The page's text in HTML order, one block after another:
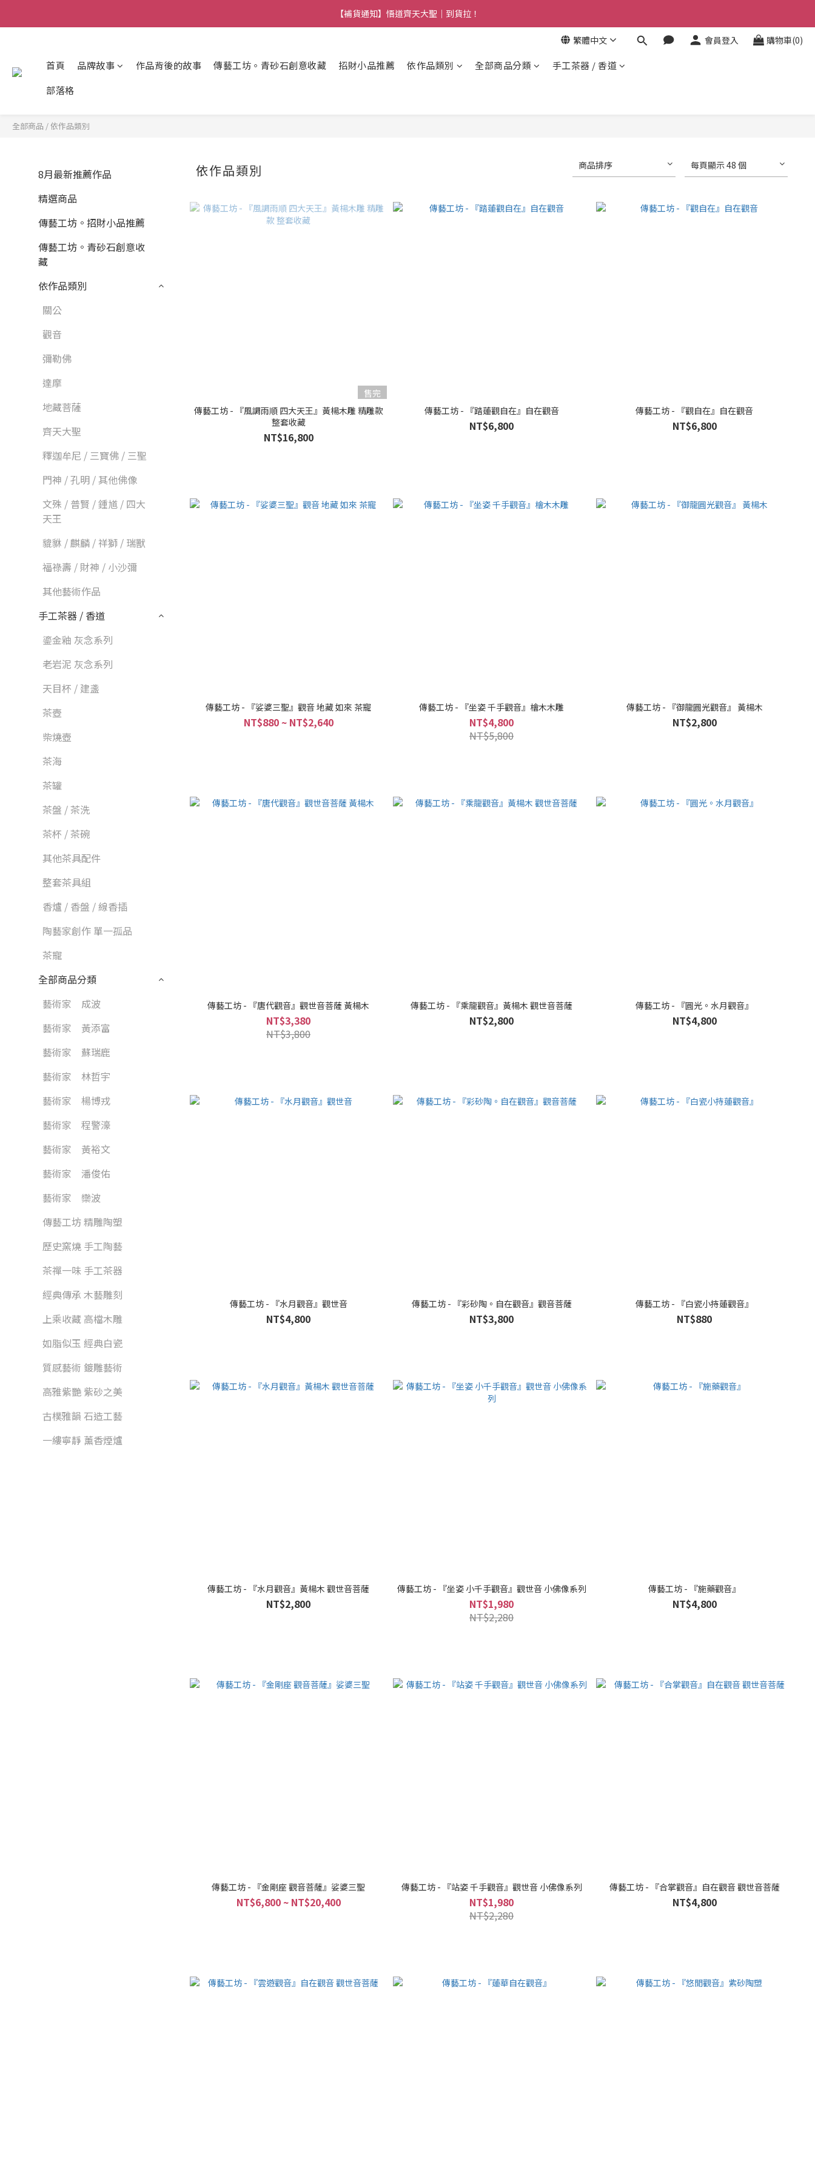
【熱門】馬上有系列！四種寶物幫你財運「轉」進來
【補貨通知】悟道齊天大聖｜到貨拉！
繁體中文 會員登入 購物車(0)
首頁 品牌故事 作品背後的故事 傳藝工坊。青砂石創意收藏 招財小品推薦 依作品類別 全部商品分類
手工茶器 / 香道
部落格
全部商品 /依作品類別
8月最新推薦作品
精選商品
傳藝工坊。招財小品推薦
傳藝工坊。青砂石創意收
藏
依作品類別
關公
觀音
彌勒佛
達摩
地藏菩薩
齊天大聖
釋迦牟尼 / 三寶佛 / 三聖
門神 / 孔明 / 其他佛像
文殊 / 普賢 / 鍾馗 / 四大
天王
貔貅 / 麒麟 / 祥獅 / 瑞獸
福祿壽 / 財神 / 小沙彌
其他藝術作品
手工茶器 / 香道
鎏金釉 灰念系列
老岩泥 灰念系列
天目杯 / 建盞
茶壺
柴燒壺
茶海
茶罐
茶盤 / 茶洗
茶杯 / 茶碗
其他茶具配件
整套茶具組
香爐 / 香盤 / 線香插
陶藝家創作 單一孤品
茶寵
全部商品分類
藝術家 成波
藝術家 黃添富
藝術家 蘇瑞鹿
藝術家 林哲宇
藝術家 楊博戎
藝術家 程警濠
藝術家 黃裕文
藝術家 潘俊佑
藝術家 欒波
傳藝工坊 精雕陶塑
歷史窯燒 手工陶藝
茶禪一味 手工茶器
經典傳承 木藝雕刻
上乘收藏 高檔木雕
如脂似玉 經典白瓷
質感藝術 鍍雕藝術
高雅紫艷 紫砂之美
古樸雅韻 石造工藝
一縷寧靜 薰香煙爐
依作品類別 商品排序 每頁顯示 48 個
售完
傳藝工坊 - 『風調雨順 四大天王』黃楊木雕 精雕款
整套收藏
NT$16,800
傳藝工坊 - 『踏蓮觀自在』自在觀音
NT$6,800
傳藝工坊 - 『觀自在』自在觀音
NT$6,800
傳藝工坊 - 『娑婆三聖』觀音 地藏 如來 茶寵
NT$880 ~ NT$2,640
傳藝工坊 - 『坐姿 千手觀音』檜木木雕
NT$4,800
NT$5,800
傳藝工坊 - 『御龍圓光觀音』 黃楊木
NT$2,800
傳藝工坊 - 『唐代觀音』觀世音菩薩 黃楊木
NT$3,380
NT$3,800
傳藝工坊 - 『乘龍觀音』黃楊木 觀世音菩薩
NT$2,800
傳藝工坊 - 『圓光。水月觀音』
NT$4,800
傳藝工坊 - 『水月觀音』觀世音
NT$4,800
傳藝工坊 - 『彩砂陶。自在觀音』觀音菩薩
NT$3,800
傳藝工坊 - 『白瓷小持蓮觀音』
NT$880
傳藝工坊 - 『水月觀音』黃楊木 觀世音菩薩
NT$2,800
傳藝工坊 - 『坐姿 小千手觀音』觀世音 小佛像系列
NT$1,980
NT$2,280
傳藝工坊 - 『施藥觀音』
NT$4,800
傳藝工坊 - 『金剛座 觀音菩薩』娑婆三聖
NT$6,800 ~ NT$20,400
傳藝工坊 - 『站姿 千手觀音』觀世音 小佛像系列
NT$1,980
NT$2,280
傳藝工坊 - 『合掌觀音』自在觀音 觀世音菩薩
NT$4,800